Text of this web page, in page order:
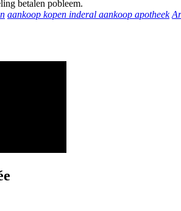
betalen pobleem.
aankoop kopen inderal aankoop apotheek